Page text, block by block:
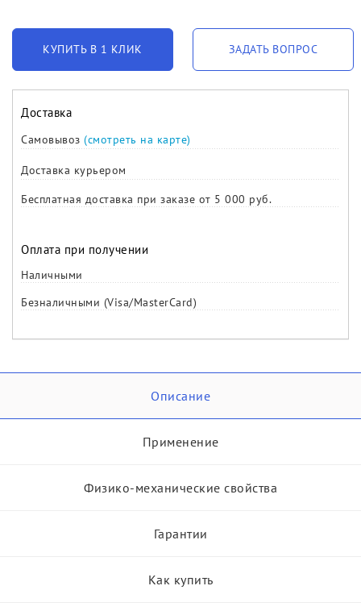
КУПИТЬ В 1 КЛИК ЗАДАТЬ ВОПРОС
Доставка
Самовывоз (смотреть на карте)
Доставка курьером
Бесплатная доставка при заказе от 5 000 руб.
Оплата при получении
Наличными
Безналичными (Visa/MasterCard)
Описание
Применение
Физико-механические свойства
Гарантии
Как купить